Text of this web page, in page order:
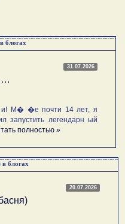
блогах
31.07.2026
и! М� �е почти 14 лет, я
запустить легендарн ый
полностью »
блогах
20.07.2026